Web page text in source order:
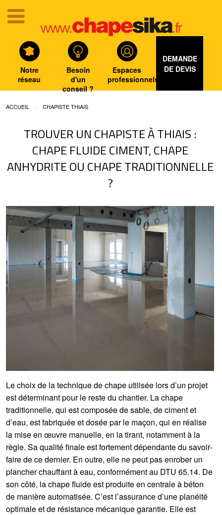
Notre
réseau
Besoin
d'un
conseil ?
Espaces
professionnels
DEMANDE
DE DEVIS
ACCUEIL CHAPISTE THIAIS
TROUVER UN CHAPISTE À THIAIS :
CHAPE FLUIDE CIMENT, CHAPE
ANHYDRITE OU CHAPE TRADITIONNELLE
?
Le choix de la technique de chape utilisée lors d’un projet
est déterminant pour le reste du chantier. La chape
traditionnelle, qui est composée de sable, de ciment et
d’eau, est fabriquée et dosée par le maçon, qui en réalise
la mise en œuvre manuelle, en la tirant, notamment à la
règle. Sa qualité finale est fortement dépendante du savoir-
faire de ce dernier. En outre, elle ne peut pas enrober un
plancher chauffant à eau, conformément au DTU 65.14. De
son côté, la chape fluide est produite en centrale à béton
de manière automatisée. C’est l’assurance d’une planéité
optimale et de résistance mécanique garantie. Elle est